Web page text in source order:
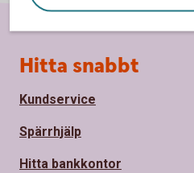
Sidfot
Hitta snabbt
Kundservice
Spärrhjälp
Hitta bankkontor